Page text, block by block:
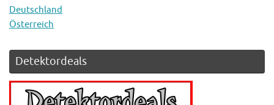
Deutschland
Österreich
Detektordeals